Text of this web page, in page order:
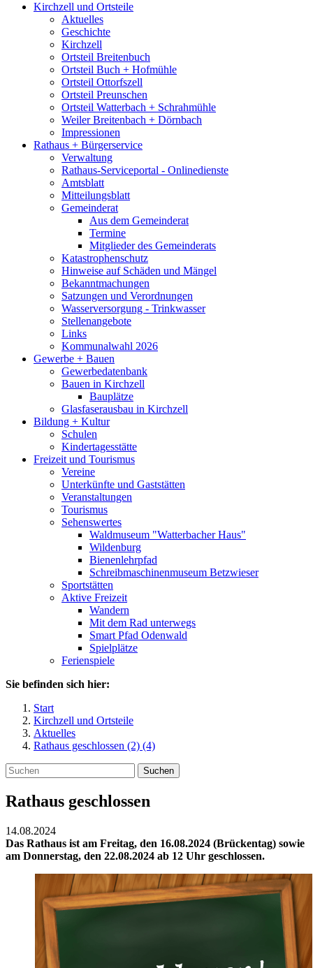
Kirchzell und Ortsteile
Aktuelles
Geschichte
Kirchzell
Ortsteil Breitenbuch
Ortsteil Buch + Hofmühle
Ortsteil Ottorfszell
Ortsteil Preunschen
Ortsteil Watterbach + Schrahmühle
Weiler Breitenbach + Dörnbach
Impressionen
Rathaus + Bürgerservice
Verwaltung
Rathaus-Serviceportal - Onlinedienste
Amtsblatt
Mitteilungsblatt
Gemeinderat
Aus dem Gemeinderat
Termine
Mitglieder des Gemeinderats
Katastrophenschutz
Hinweise auf Schäden und Mängel
Bekanntmachungen
Satzungen und Verordnungen
Wasserversorgung - Trinkwasser
Stellenangebote
Links
Kommunalwahl 2026
Gewerbe + Bauen
Gewerbedatenbank
Bauen in Kirchzell
Bauplätze
Glasfaserausbau in Kirchzell
Bildung + Kultur
Schulen
Kindertagesstätte
Freizeit und Tourismus
Vereine
Unterkünfte und Gaststätten
Veranstaltungen
Tourismus
Sehenswertes
Waldmuseum "Watterbacher Haus"
Wildenburg
Bienenlehrpfad
Schreibmaschinenmuseum Betzwieser
Sportstätten
Aktive Freizeit
Wandern
Mit dem Rad unterwegs
Smart Pfad Odenwald
Spielplätze
Ferienspiele
Sie befinden sich hier:
Start
Kirchzell und Ortsteile
Aktuelles
Rathaus geschlossen (2) (4)
Suchen
Rathaus geschlossen
14.08.2024
Das Rathaus ist am Freitag, den 16.08.2024 (Brückentag) sowie
am Donnerstag, den 22.08.2024 ab 12 Uhr geschlossen.